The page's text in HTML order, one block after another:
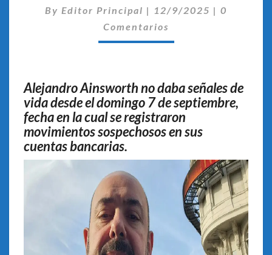
ESTABA
DESAPARECIDO
By Editor Principal | 12/9/2025 | 0
Comentarios
Alejandro Ainsworth no daba señales de
vida desde el domingo 7 de septiembre,
fecha en la cual se registraron
movimientos sospechosos en sus
cuentas bancarias.